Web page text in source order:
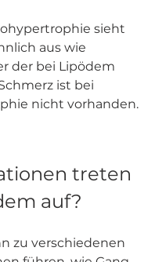
sieht
aus wie
der bei Lipödem
ist bei
nicht vorhanden.
treten
auf?
zu verschiedenen